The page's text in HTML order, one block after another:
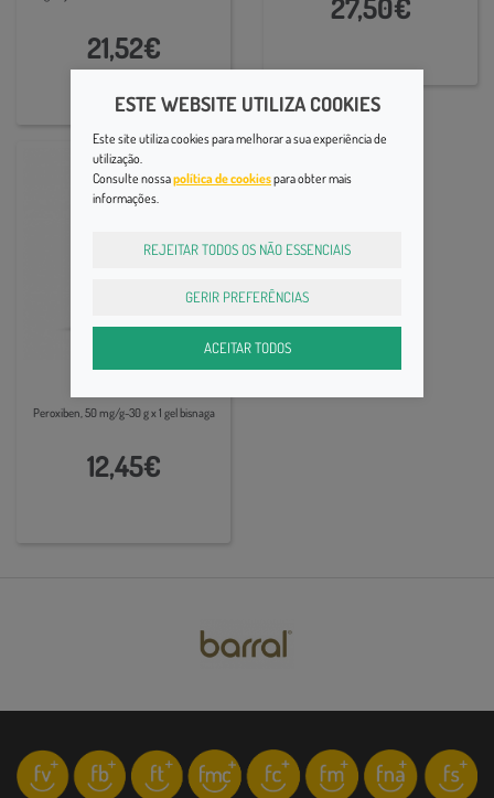
21,52€
Peroxiben, 50 mg/g-30 g x 1 gel bisnaga
12,45€
ESTE WEBSITE UTILIZA COOKIES
Este site utiliza cookies para melhorar a sua experiência de
utilização.
Consulte nossapolítica de cookiespara obter mais
informações.
REJEITAR TODOS OS NÃO ESSENCIAIS
GERIR PREFERÊNCIAS
ACEITAR TODOS